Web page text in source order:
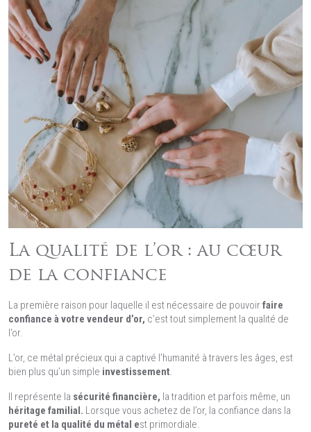
La qualité de l’or : au cœur
de la confiance
La première raison pour laquelle il est nécessaire de pouvoirfaire
confiance à votre vendeur d’or, c’est tout simplement la qualité de
l’or.
L’or, ce métal précieux qui a captivé l’humanité à travers les âges, est
bien plus qu’un simple investissement.
Il représente la sécurité financière, la tradition et parfois même, un
héritage familial. Lorsque vous achetez de l’or, la confiance dans la
pureté et la qualité du métal est primordiale.